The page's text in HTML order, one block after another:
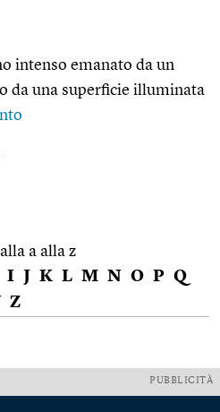
intenso emanato da un
da una superficie illuminata
a alla z
I J K L M N O P Q
Z
PUBBLICITÀ